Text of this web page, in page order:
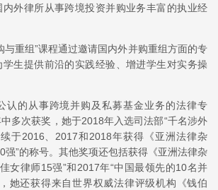
外律所从事跨境投资并购业务丰富的执业经
与重组”课程通过邀请国内外并购重组方面的专
生提供前沿的实践经验、增进学生对实务操
认的从事跨境并购及私募基金业务的法律专
多次获奖，她于2018年入选司法部“千名涉外
于2016、2017和2018年获得《亚洲法律杂
强”的称号。其他奖项还包括获得《亚洲法律杂
女律师15强”和2017年“中国最领先的10名并
她还获得来自世界权威法律评级机构《钱伯